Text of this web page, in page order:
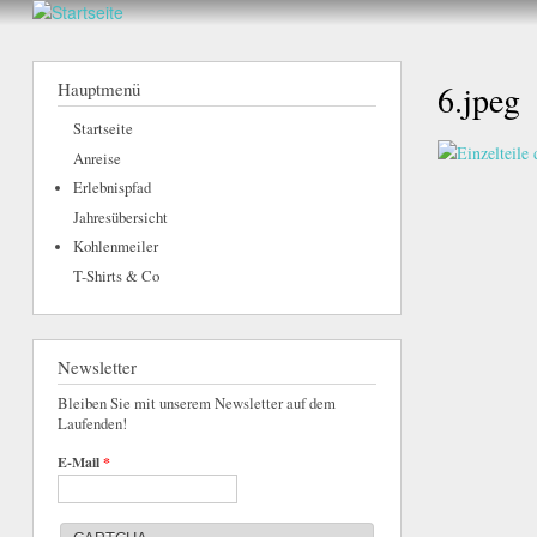
Frankenstein
e.V.
hier
6.jpeg
Hauptmenü
Startseite
Anreise
Erlebnispfad
Jahresübersicht
Kohlenmeiler
T-Shirts & Co
Newsletter
Bleiben Sie mit unserem Newsletter auf dem
Laufenden!
E-Mail*